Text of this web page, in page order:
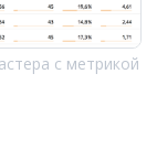
с метрикой